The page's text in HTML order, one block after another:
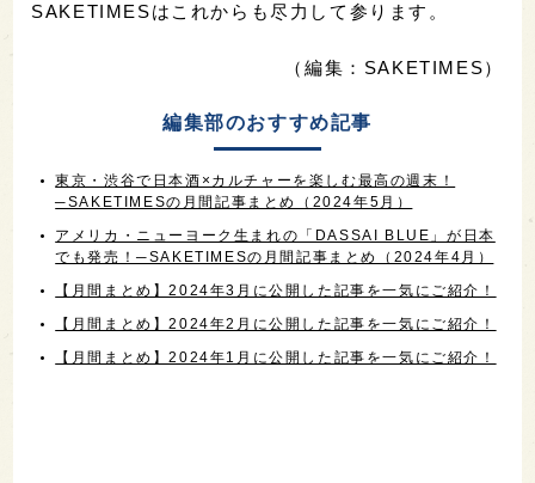
SAKETIMESはこれからも尽力して参ります。
（編集：SAKETIMES）
編集部のおすすめ記事
東京・渋谷で日本酒×カルチャーを楽しむ最高の週末！
─SAKETIMESの月間記事まとめ（2024年5月）
アメリカ・ニューヨーク生まれの「DASSAI BLUE」が日本
でも発売！─SAKETIMESの月間記事まとめ（2024年4月）
【月間まとめ】2024年3月に公開した記事を一気にご紹介！
【月間まとめ】2024年2月に公開した記事を一気にご紹介！
【月間まとめ】2024年1月に公開した記事を一気にご紹介！